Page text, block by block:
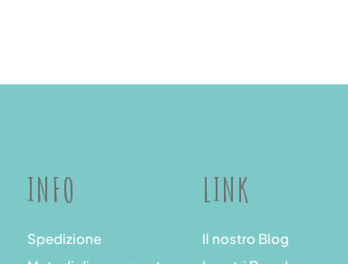
INFO
Spedizione
LINK
Il nostro Blog